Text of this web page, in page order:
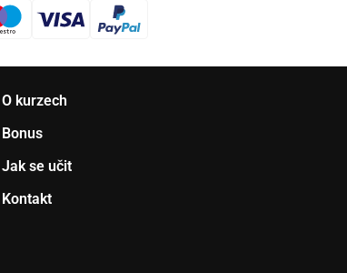
O kurzech
Bonus
Jak se učit
Kontakt